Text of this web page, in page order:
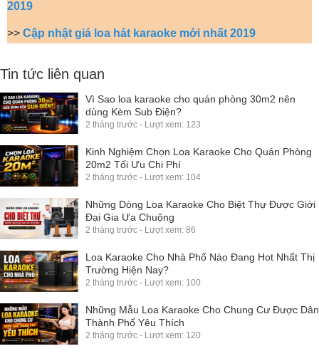
2019
>> Cập nhật giá loa hát karaoke mới nhất 2019
Tin tức liên quan
Vì Sao loa karaoke cho quán phòng 30m2 nên
dùng Kèm Sub Điện?
2 tháng trước - Lượt xem: 123
Kinh Nghiệm Chọn Loa Karaoke Cho Quán Phòng
20m2 Tối Ưu Chi Phí
2 tháng trước - Lượt xem: 104
Những Dòng Loa Karaoke Cho Biệt Thự Được Giới
Đại Gia Ưa Chuộng
2 tháng trước - Lượt xem: 86
Loa Karaoke Cho Nhà Phố Nào Đang Hot Nhất Thị
Trường Hiện Nay?
2 tháng trước - Lượt xem: 100
Những Mẫu Loa Karaoke Cho Chung Cư Được Dân
Thành Phố Yêu Thích
2 tháng trước - Lượt xem: 120